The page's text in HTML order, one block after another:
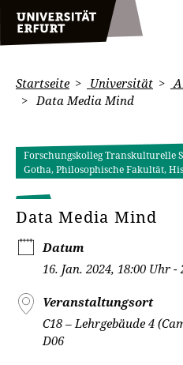
Startseite Universität
Data Media Mind
Forschungskolleg Transkulturelle
Gotha, Philosophische Fakultät,
Data Media Mind
Datum
16. Jan. 2024, 18:00 Uhr -
Veranstaltungsort
C18 – Lehrgebäude 4
D06